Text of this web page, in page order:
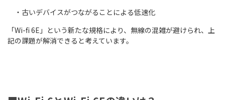
・古いデバイスがつながることによる低速化
「Wi-fi 6E」という新たな規格により、無線の混雑が避けられ、上
記の課題が解消できると考えています。